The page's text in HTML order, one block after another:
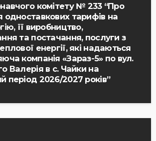
комітету № 233 “Про
одноставкових тарифів на
її виробництво,
та постачання, послуги з
енергії, які надаються
компанія «Зараз-5» по вул.
Валерія в с. Чайки на
період 2026/2027 років”